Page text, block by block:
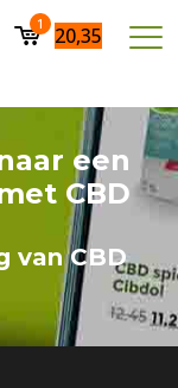
1 20,35
een
CBD
van CBD